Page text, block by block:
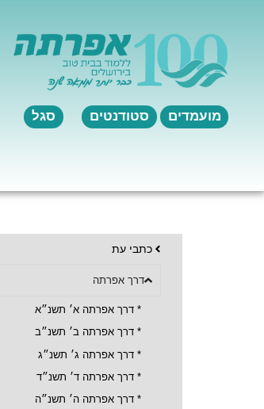
מועמדים סטודנטים סגל
כתבי עת
דרך אפרתה
* דרך אפרתה א׳ תשנ״א
* דרך אפרתה ב׳ תשנ״ב
* דרך אפרתה ג׳ תשנ״ג
* דרך אפרתה ד׳ תשנ״ד
* דרך אפרתה ה׳ תשנ״ה